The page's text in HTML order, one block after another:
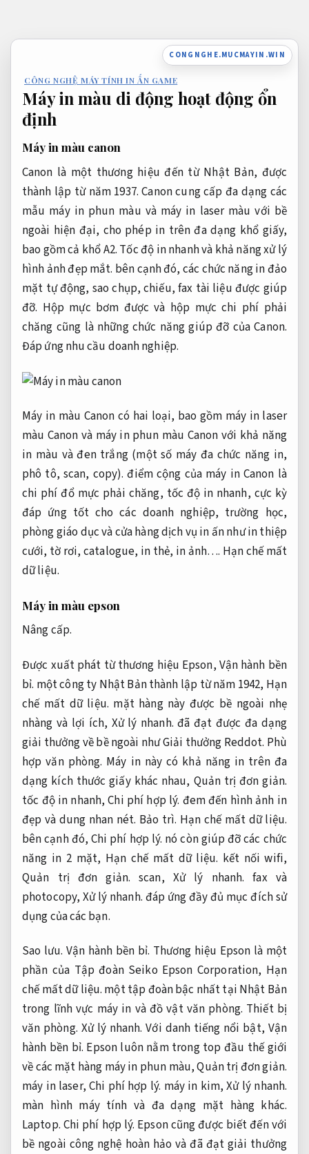
nội
CONGNGHE.MUCMAYIN.WIN
CÔNG NGHỆ MÁY TÍNH IN ẤN GAME
Máy in màu di động hoạt động ổn
định
Máy in màu canon
Canon là một thương hiệu đến từ Nhật Bản, được
thành lập từ năm 1937. Canon cung cấp đa dạng các
mẫu máy in phun màu và máy in laser màu với bề
ngoài hiện đại, cho phép in trên đa dạng khổ giấy,
bao gồm cả khổ A2. Tốc độ in nhanh và khả năng xử lý
hình ảnh đẹp mắt. bên cạnh đó, các chức năng in đảo
mặt tự động, sao chụp, chiếu, fax tài liệu được giúp
đỡ. Hộp mực bơm được và hộp mực chi phí phải
chăng cũng là những chức năng giúp đỡ của Canon.
Đáp ứng nhu cầu doanh nghiệp.
Máy in màu Canon có hai loại, bao gồm máy in laser
màu Canon và máy in phun màu Canon với khả năng
in màu và đen trắng (một số máy đa chức năng in,
phô tô, scan, copy). điểm cộng của máy in Canon là
chi phí đổ mực phải chăng, tốc độ in nhanh, cực kỳ
đáp ứng tốt cho các doanh nghiệp, trường học,
phòng giáo dục và cửa hàng dịch vụ in ấn như in thiệp
cưới, tờ rơi, catalogue, in thẻ, in ảnh…. Hạn chế mất
dữ liệu.
Máy in màu epson
Nâng cấp.
Được xuất phát từ thương hiệu Epson, Vận hành bền
bỉ. một công ty Nhật Bản thành lập từ năm 1942, Hạn
chế mất dữ liệu. mặt hàng này được bề ngoài nhẹ
nhàng và lợi ích, Xử lý nhanh. đã đạt được đa dạng
giải thưởng về bề ngoài như Giải thưởng Reddot. Phù
hợp văn phòng. Máy in này có khả năng in trên đa
dạng kích thước giấy khác nhau, Quản trị đơn giản.
tốc độ in nhanh,Chi phí hợp lý. đem đến hình ảnh in
đẹp và dung nhan nét. Bảo trì. Hạn chế mất dữ liệu.
bên cạnh đó, Chi phí hợp lý. nó còn giúp đỡ các chức
năng in 2 mặt, Hạn chế mất dữ liệu. kết nối wifi,
Quản trị đơn giản. scan, Xử lý nhanh. fax và
photocopy, Xử lý nhanh. đáp ứng đầy đủ mục đích sử
dụng của các bạn.
Sao lưu. Vận hành bền bỉ. Thương hiệu Epson là một
phần của Tập đoàn Seiko Epson Corporation, Hạn
chế mất dữ liệu. một tập đoàn bậc nhất tại Nhật Bản
trong lĩnh vực máy in và đồ vật văn phòng. Thiết bị
văn phòng. Xử lý nhanh. Với danh tiếng nổi bật, Vận
hành bền bỉ. Epson luôn nằm trong top đầu thế giới
về các mặt hàng máy in phun màu,Quản trị đơn giản.
máy in laser,Chi phí hợp lý. máy in kim,Xử lý nhanh.
màn hình máy tính và đa dạng mặt hàng khác.
Laptop. Chi phí hợp lý. Epson cũng được biết đến với
bề ngoài công nghệ hoàn hảo và đã đạt giải thưởng